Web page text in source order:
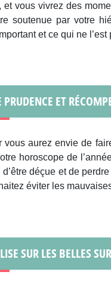
vous vivrez des
soutenue par votre
et ce qui ne l’est
ET
aurez envie de
horoscope de
déçue et de
éviter les
SUR LES BELLES